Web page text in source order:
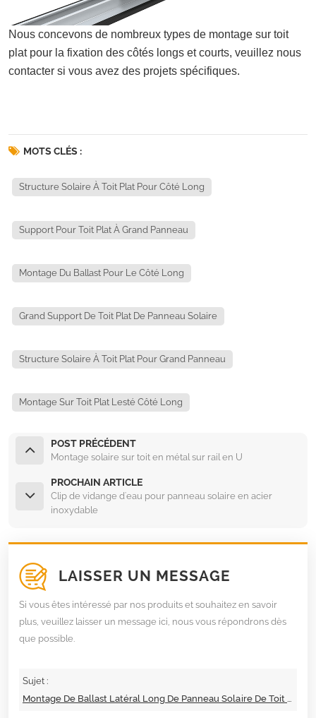
Nous concevons de nombreux types de montage sur toit
plat pour la fixation des côtés longs et courts, veuillez nous
contacter si vous avez des projets spécifiques.
MOTS CLÉS :
Structure Solaire À Toit Plat Pour Côté Long
Support Pour Toit Plat À Grand Panneau
Montage Du Ballast Pour Le Côté Long
Grand Support De Toit Plat De Panneau Solaire
Structure Solaire À Toit Plat Pour Grand Panneau
Montage Sur Toit Plat Lesté Côté Long
POST PRÉCÉDENT
Montage solaire sur toit en métal sur rail en U
PROCHAIN ARTICLE
Clip de vidange d'eau pour panneau solaire en acier
inoxydable
LAISSER UN MESSAGE
Si vous êtes intéressé par nos produits et souhaitez en savoir
plus, veuillez laisser un message ici, nous vous répondrons dès
que possible.
Sujet :
Montage De Ballast Latéral Long De Panneau Solaire De Toit Plat